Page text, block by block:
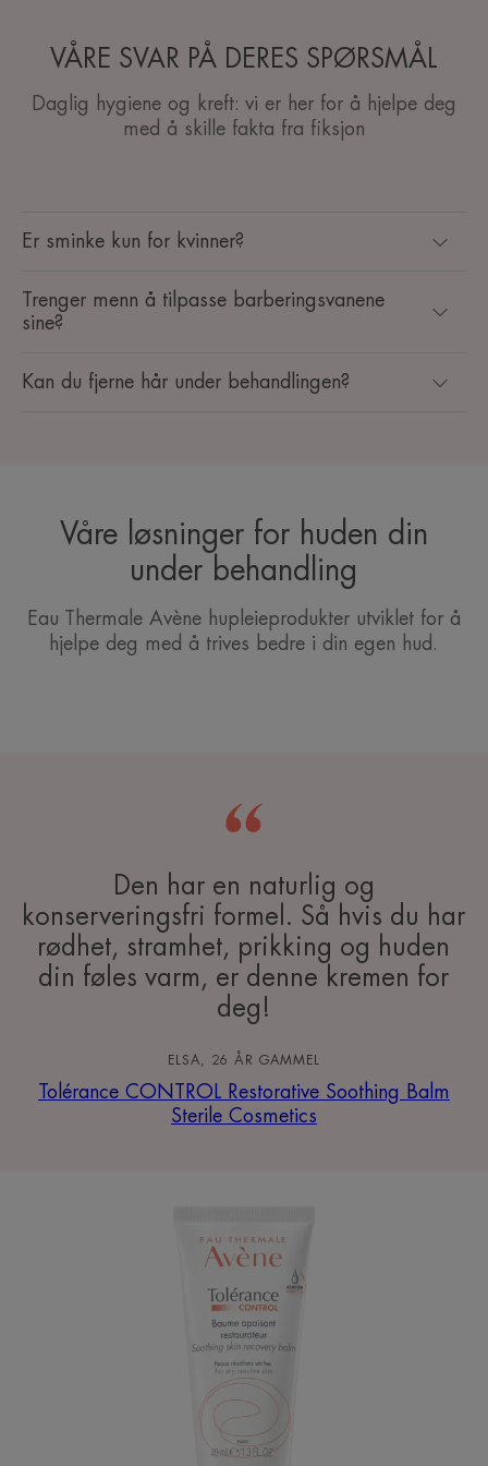
VÅRE SVAR PÅ DERES SPØRSMÅL
Daglig hygiene og kreft: vi er her for å hjelpe deg
med å skille fakta fra fiksjon
Er sminke kun for kvinner?
Trenger menn å tilpasse barberingsvanene
sine?
Kan du fjerne hår under behandlingen?
Våre løsninger for huden din
under behandling
Eau Thermale Avène hupleieprodukter utviklet for å
hjelpe deg med å trives bedre i din egen hud.
Den har en naturlig og
konserveringsfri formel. Så hvis du har
rødhet, stramhet, prikking og huden
din føles varm, er denne kremen for
deg!
ELSA, 26 ÅR GAMMEL
Tolérance CONTROL Restorative Soothing Balm
Sterile Cosmetics